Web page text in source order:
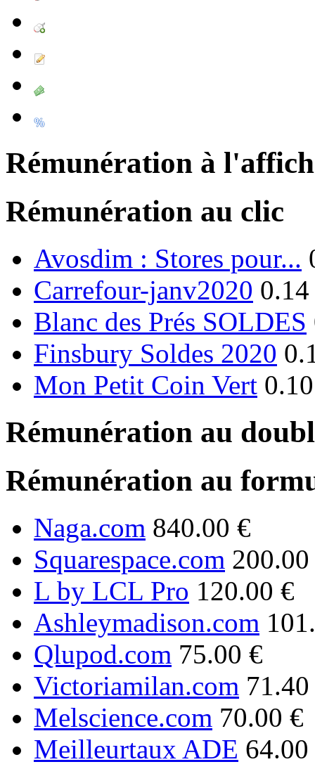
Rémunération à
Rémunération au clic
Avosdim : Stores pour...
Carrefour-janv2020
Blanc des Prés SOLDES
Finsbury Soldes 2020
Mon Petit Coin Vert
Rémunération au
Rémunération au
Naga.com 840.00 €
Squarespace.com
L by LCL Pro 120.00 €
Ashleymadison.com
Qlupod.com 75.00 €
Victoriamilan.com
Melscience.com 70.00 €
Meilleurtaux ADE 64.00